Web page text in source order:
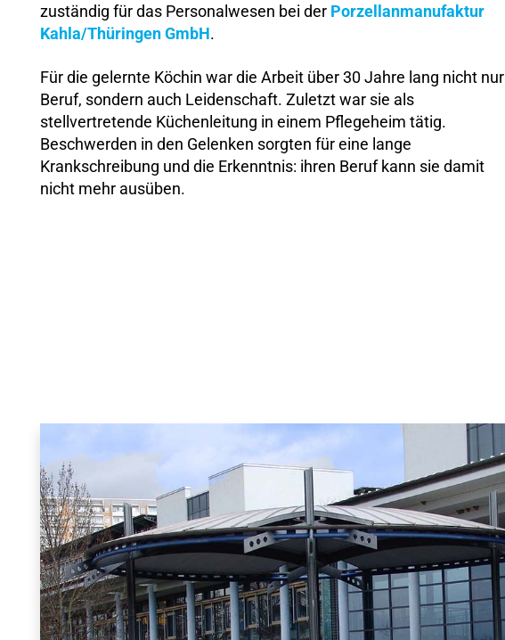
zuständig für das Personalwesen bei der Porzellanmanufaktur
Kahla/Thüringen GmbH.
Für die gelernte Köchin war die Arbeit über 30 Jahre lang nicht nur
Beruf, sondern auch Leidenschaft. Zuletzt war sie als
stellvertretende Küchenleitung in einem Pflegeheim tätig.
Beschwerden in den Gelenken sorgten für eine lange
Krankschreibung und die Erkenntnis: ihren Beruf kann sie damit
nicht mehr ausüben.